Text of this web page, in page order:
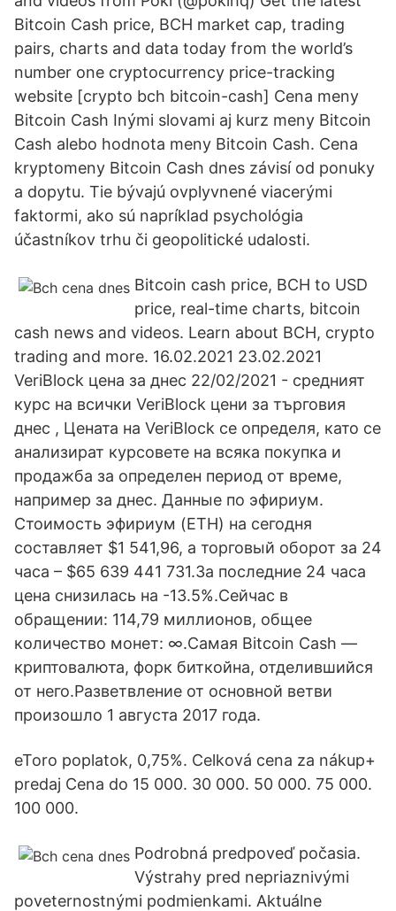
Bitcoin Cash price, BCH market cap, trading
pairs, charts and data today from the world’s
number one cryptocurrency price-tracking
website [crypto bch bitcoin-cash] Cena meny
Bitcoin Cash Inými slovami aj kurz meny Bitcoin
Cash alebo hodnota meny Bitcoin Cash. Cena
kryptomeny Bitcoin Cash dnes závisí od ponuky
a dopytu. Tie bývajú ovplyvnené viacerými
faktormi, ako sú napríklad psychológia
účastníkov trhu či geopolitické udalosti.
Bitcoin cash price, BCH to USD
price, real-time charts, bitcoin
cash news and videos. Learn about BCH, crypto
trading and more. 16.02.2021 23.02.2021
VeriBlock цена за днес 22/02/2021 - средният
курс на всички VeriBlock цени за търговия
днес , Цената на VeriBlock се определя, като се
анализират курсовете на всяка покупка и
продажба за определен период от време,
например за днес. Данные по эфириум.
Стоимость эфириум (ETH) на сегодня
составляет $1 541,96, а торговый оборот за 24
часа – $65 639 441 731.За последние 24 часа
цена снизилась на -13.5%.Сейчас в
обращении: 114,79 миллионов, общее
количество монет: ∞.Самая Bitcoin Cash —
криптовалюта, форк биткойна, отделившийся
от него.Разветвление от основной ветви
произошло 1 августа 2017 года.
eToro poplatok, 0,75%. Celková cena za nákup+
predaj Cena do 15 000. 30 000. 50 000. 75 000.
100 000.
Podrobná predpoveď počasia.
Výstrahy pred nepriaznivými
poveternostnými podmienkami. Aktuálne